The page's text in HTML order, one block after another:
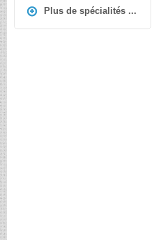
Plus de spécialités ...